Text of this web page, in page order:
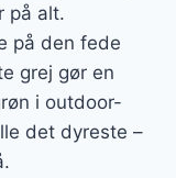
på alt.
på den fede
grej gør en
i outdoor-
det dyreste –